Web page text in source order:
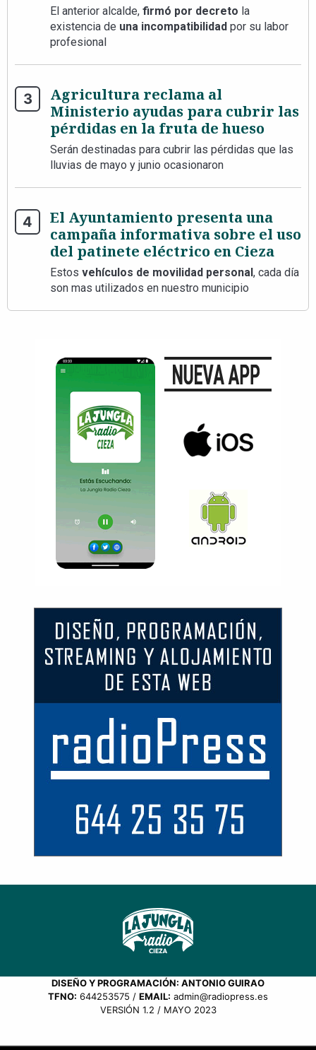
El anterior alcalde, firmó por decreto la
existencia de una incompatibilidad por su labor
profesional
Agricultura reclama al
Ministerio ayudas para cubrir las
pérdidas en la fruta de hueso
Serán destinadas para cubrir las pérdidas que las
lluvias de mayo y junio ocasionaron
El Ayuntamiento presenta una
campaña informativa sobre el uso
del patinete eléctrico en Cieza
Estos vehículos de movilidad personal, cada día
son mas utilizados en nuestro municipio
DISEÑO Y PROGRAMACIÓN: ANTONIO GUIRAO
TFNO: 644253575 / EMAIL: admin@radiopress.es
VERSIÓN 1.2 / MAYO 2023